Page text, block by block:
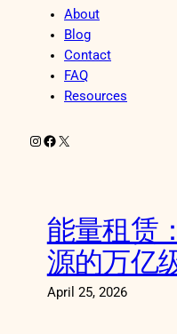
About
Blog
Contact
FAQ
Resources
Instagram
Facebook
X
能量租赁
源的万亿
April 25, 2026